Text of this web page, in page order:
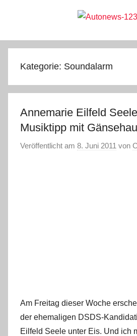
Autonews-
123.de
Kategorie: Soundalarm
Annemarie Eilfeld
Musiktipp mit
Veröffentlicht am 8. Juni 2011 von
Am Freitag dieser Woche
der ehemaligen DSDS-
Eilfeld Seele unter Eis. Und ich